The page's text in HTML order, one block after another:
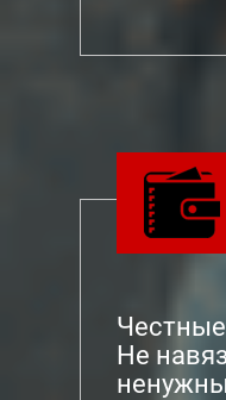
Не